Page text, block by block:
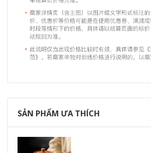
SẢN PHẨM ƯA THÍCH